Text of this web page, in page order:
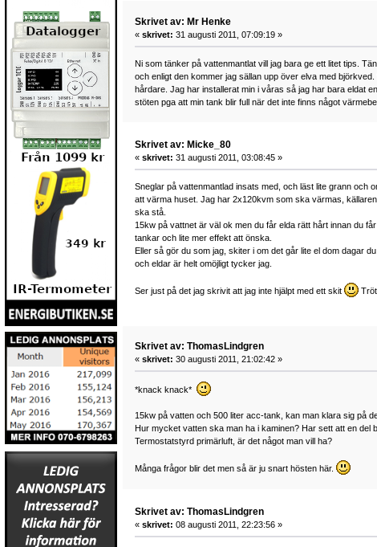
Skrivet av: Mr Henke
« skrivet: 31 augusti 2011, 07:09:19 »
Ni som tänker på vattenmantlat vill jag bara ge ett litet tips.
och enligt den kommer jag sällan upp över elva med
hårdare. Jag har installerat min i våras så jag har bara eldat
stöten pga att min tank blir full när det inte finns något
Skrivet av: Micke_80
« skrivet: 31 augusti 2011, 03:08:45 »
Sneglar på vattenmantlad insats med, och läst lite grann och
att värma huset. Jag har 2x120kvm som ska värmas,
ska stå.
15kw på vattnet är väl ok men du får elda rätt hårt innan du
tankar och lite mer effekt att önska.
Eller så gör du som jag, skiter i om det går lite el dom dagar
och eldar är helt omöjligt tycker jag.
Ser just på det jag skrivit att jag inte hjälpt med ett skit
Skrivet av: ThomasLindgren
« skrivet: 30 augusti 2011, 21:02:42 »
*knack knack*
15kw på vatten och 500 liter acc-tank, kan man klara sig på
Hur mycket vatten ska man ha i kaminen? Har sett att en del
Termostatstyrd primärluft, är det något man vill ha?
Många frågor blir det men så är ju snart hösten här.
Skrivet av: ThomasLindgren
« skrivet: 08 augusti 2011, 22:23:56 »